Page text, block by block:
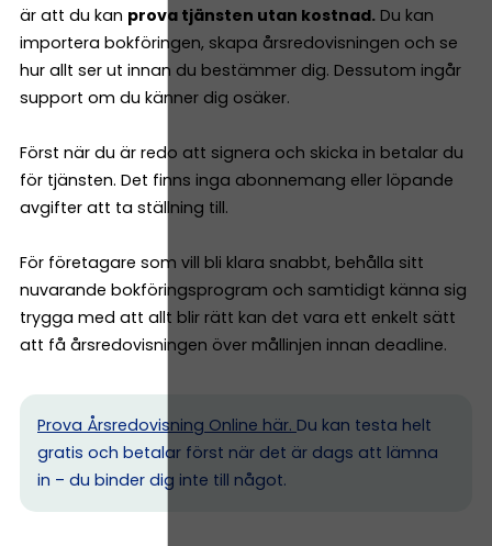
är att du kan prova tjänsten utan kostnad. Du kan
importera bokföringen, skapa årsredovisningen och se
hur allt ser ut innan du bestämmer dig. Dessutom ingår
support om du känner dig osäker.
Först när du är redo att signera och skicka in betalar du
för tjänsten. Det finns inga abonnemang eller löpande
avgifter att ta ställning till.
För företagare som vill bli klara snabbt, behålla sitt
nuvarande bokföringsprogram och samtidigt känna sig
trygga med att allt blir rätt kan det vara ett enkelt sätt
att få årsredovisningen över mållinjen innan deadline.
Prova Årsredovisning Online här. Du kan testa helt
gratis och betalar först när det är dags att lämna
in – du binder dig inte till något.